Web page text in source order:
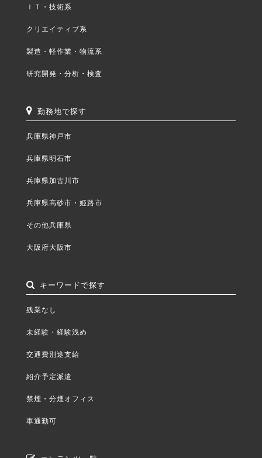
ＩＴ・技術系
クリエイティブ系
製造・軽作業・物流系
研究開発・分析・検査
勤務地で探す
兵庫県神戸市
兵庫県明石市
兵庫県加古川市
兵庫県高砂市・姫路市
その他兵庫県
大阪府大阪市
キーワードで探す
残業なし
未経験・経験浅め
交通費別途支給
紹介予定派遣
禁煙・分煙オフィス
車通勤可